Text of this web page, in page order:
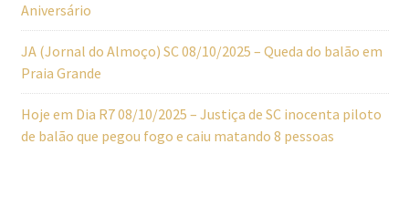
Aniversário
JA (Jornal do Almoço) SC 08/10/2025 – Queda do balão em
Praia Grande
Hoje em Dia R7 08/10/2025 – Justiça de SC inocenta piloto
de balão que pegou fogo e caiu matando 8 pessoas